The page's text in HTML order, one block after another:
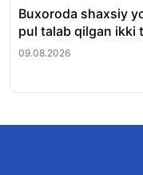
Buxoroda shaxsiy
pul talab qilgan ikki
09.08.2026